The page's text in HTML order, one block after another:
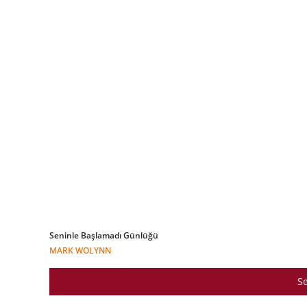
Seninle Başlamadı Günlüğü
MARK WOLYNN